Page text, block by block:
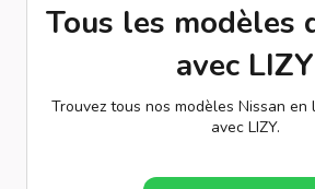
Tous les modèles
avec LIZY
Trouvez tous nos modèles Nissan en
avec LIZY.